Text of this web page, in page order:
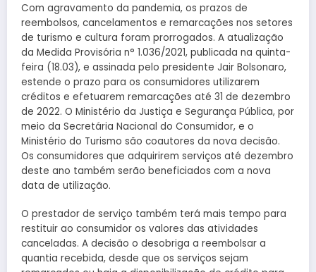
Com agravamento da pandemia, os prazos de
reembolsos, cancelamentos e remarcações nos setores
de turismo e cultura foram prorrogados. A atualização
da Medida Provisória n° 1.036/2021, publicada na quinta-
feira (18.03), e assinada pelo presidente Jair Bolsonaro,
estende o prazo para os consumidores utilizarem
créditos e efetuarem remarcações até 31 de dezembro
de 2022. O Ministério da Justiça e Segurança Pública, por
meio da Secretária Nacional do Consumidor, e o
Ministério do Turismo são coautores da nova decisão.
Os consumidores que adquirirem serviços até dezembro
deste ano também serão beneficiados com a nova
data de utilização.
O prestador de serviço também terá mais tempo para
restituir ao consumidor os valores das atividades
canceladas. A decisão o desobriga a reembolsar a
quantia recebida, desde que os serviços sejam